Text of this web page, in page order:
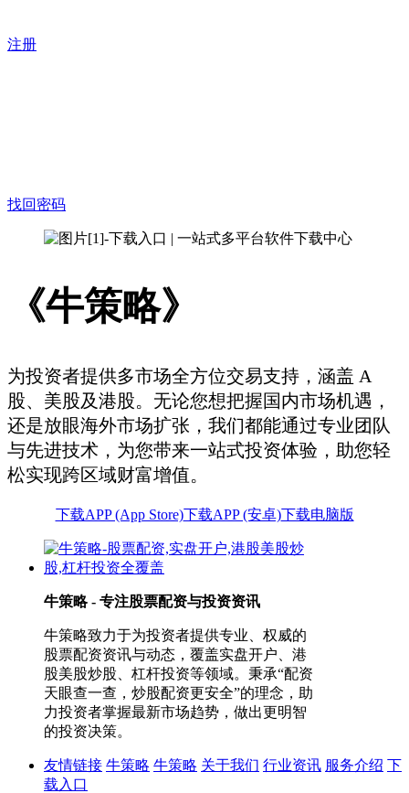
注册
找回密码
《牛策略》
为投资者提供多市场全方位交易支持，涵盖 A
股、美股及港股。无论您想把握国内市场机遇，
还是放眼海外市场扩张，我们都能通过专业团队
与先进技术，为您带来一站式投资体验，助您轻
松实现跨区域财富增值。
下载APP (App Store)下载APP (安卓)下载电脑版
牛策略 - 专注股票配资与投资资讯
牛策略致力于为投资者提供专业、权威的
股票配资资讯与动态，覆盖实盘开户、港
股美股炒股、杠杆投资等领域。秉承“配资
天眼查一查，炒股配资更安全”的理念，助
力投资者掌握最新市场趋势，做出更明智
的投资决策。
友情链接 牛策略 牛策略 关于我们 行业资讯 服务介绍 下
载入口